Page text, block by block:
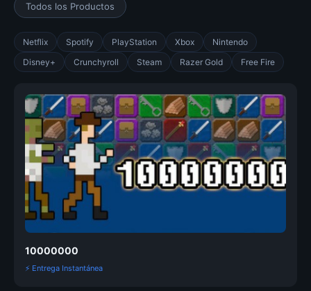
Todos los Productos
Netflix Spotify PlayStation Xbox
Nintendo
Disney+
Crunchyroll Steam Razer Gold Free Fire
10000000
⚡ Entrega Instantánea